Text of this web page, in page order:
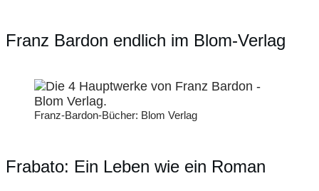
Franz Bardon endlich im Blom-Verlag
Franz-Bardon-Bücher: Blom Verlag
Frabato: Ein Leben wie ein Roman